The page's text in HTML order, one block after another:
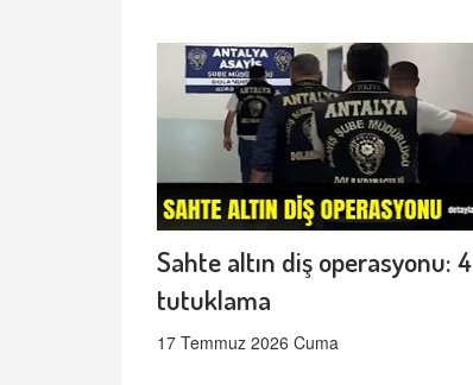
Sahte altın diş operasyonu: 4
tutuklama
17 Temmuz 2026 Cuma